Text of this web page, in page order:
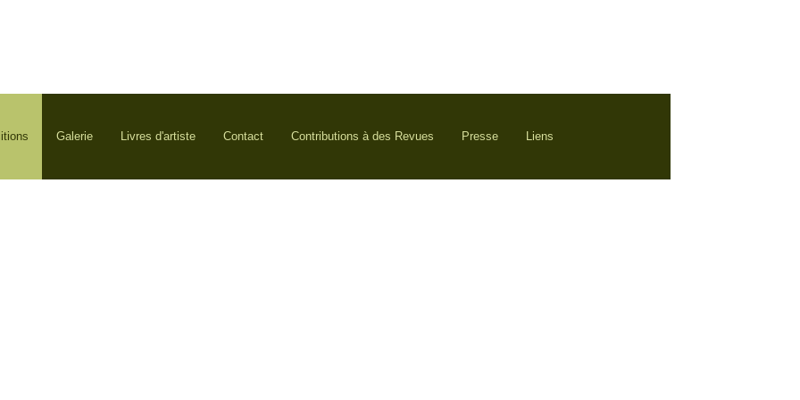
Galerie Livres d'artiste Contact Contributions à des Revues Presse Liens